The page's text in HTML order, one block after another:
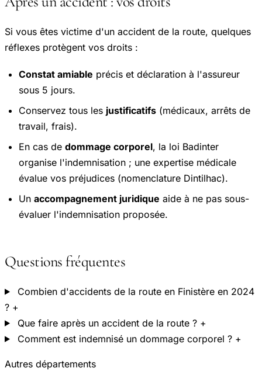
Si vous êtes victime d'un accident de la route, quelques
réflexes protègent vos droits :
Constat amiable précis et déclaration à l'assureur
sous 5 jours.
Conservez tous les justificatifs (médicaux, arrêts de
travail, frais).
En cas de dommage corporel, la loi Badinter
organise l'indemnisation ; une expertise médicale
évalue vos préjudices (nomenclature Dintilhac).
Un accompagnement juridique aide à ne pas sous-
évaluer l'indemnisation proposée.
Questions fréquentes
Combien d'accidents de la route en Finistère en 2024
? +
Que faire après un accident de la route ? +
Comment est indemnisé un dommage corporel ? +
Autres départements